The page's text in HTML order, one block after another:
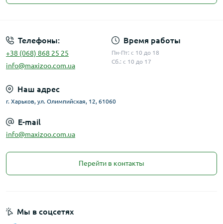
Телефоны:
+38 (068) 868 25 25
info@maxizoo.com.ua
Время работы
Пн-Пт: с 10 до 18
Сб.: с 10 до 17
Наш адрес
г. Харьков, ул. Олимпийская, 12, 61060
E-mail
info@maxizoo.com.ua
Перейти в контакты
Мы в соцсетях